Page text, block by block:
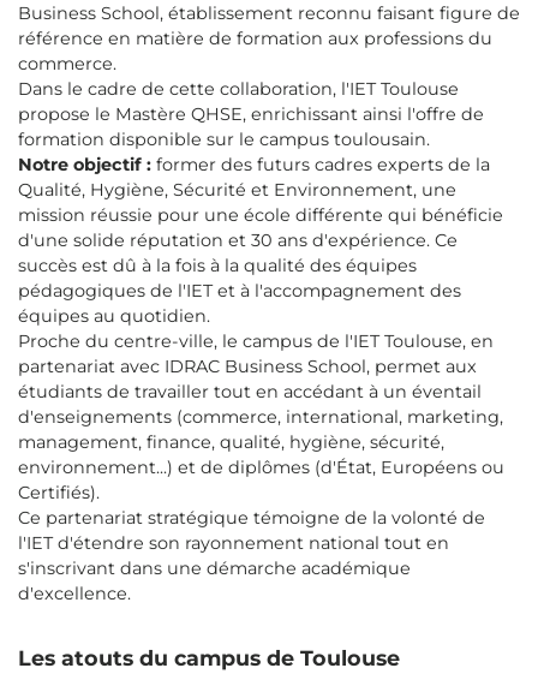
Business School, établissement reconnu faisant figure de
référence en matière de formation aux professions du
commerce.
Dans le cadre de cette collaboration, l'IET Toulouse
propose le Mastère QHSE, enrichissant ainsi l'offre de
formation disponible sur le campus toulousain.
Notre objectif : former des futurs cadres experts de la
Qualité, Hygiène, Sécurité et Environnement, une
mission réussie pour une école différente qui bénéficie
d'une solide réputation et 30 ans d'expérience. Ce
succès est dû à la fois à la qualité des équipes
pédagogiques de l'IET et à l'accompagnement des
équipes au quotidien.
Proche du centre-ville, le campus de l'IET Toulouse, en
partenariat avec IDRAC Business School, permet aux
étudiants de travailler tout en accédant à un éventail
d'enseignements (commerce, international, marketing,
management, finance, qualité, hygiène, sécurité,
environnement...) et de diplômes (d'État, Européens ou
Certifiés).
Ce partenariat stratégique témoigne de la volonté de
l'IET d'étendre son rayonnement national tout en
s'inscrivant dans une démarche académique
d'excellence.
Les atouts du campus de Toulouse